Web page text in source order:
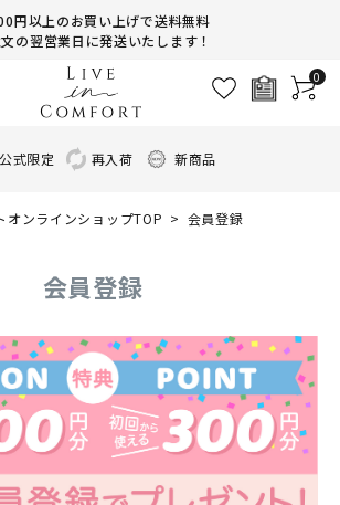
円以上のお買い上げで送料無料
の翌営業日に発送いたします！
0
公式限定 再入荷 新商品
オンラインショップTOP 会員登録
会員登録